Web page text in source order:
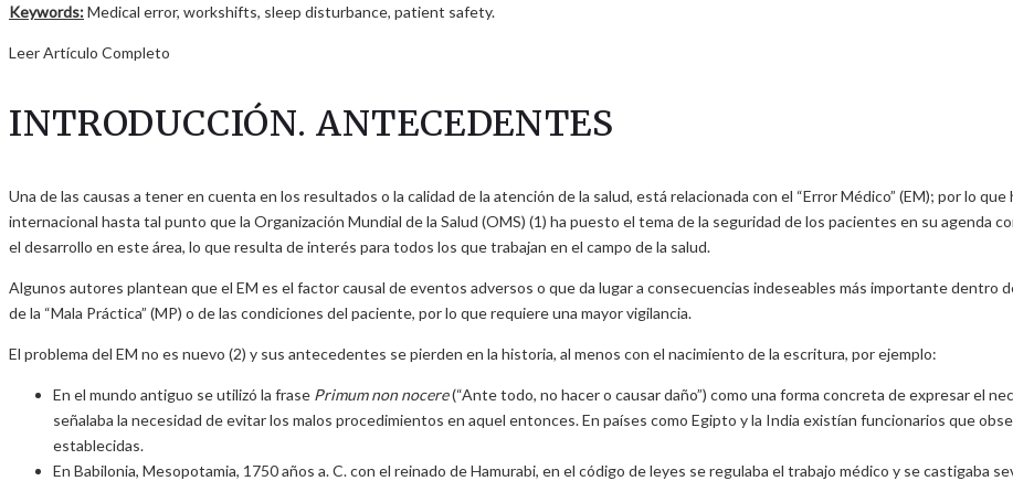
Keywords:Medical error, workshifts, sleep disturbance, patient safety.
Leer Artículo Completo
INTRODUCCIÓN. ANTECEDENTES
Una de las causas a tener en cuenta en los resultados o la calidad de la atención de la salud, está relacionada con el “Error Médico” (EM); por lo
internacional hasta tal punto que la Organización Mundial de la Salud (OMS) (1) ha puesto el tema de la seguridad de los pacientes en su agenda
el desarrollo en este área, lo que resulta de interés para todos los que trabajan en el campo de la salud.
Algunos autores plantean que el EM es el factor causal de eventos adversos o que da lugar a consecuencias indeseables más importante dentro
de la “Mala Práctica” (MP) o de las condiciones del paciente, por lo que requiere una mayor vigilancia.
El problema del EM no es nuevo (2) y sus antecedentes se pierden en la historia, al menos con el nacimiento de la escritura, por ejemplo:
En el mundo antiguo se utilizó la frase Primum non nocere(“Ante todo, no hacer o causar daño”) como una forma concreta de expresar el
señalaba la necesidad de evitar los malos procedimientos en aquel entonces. En países como Egipto y la India existían funcionarios que
establecidas.
En Babilonia, Mesopotamia, 1750 años a. C. con el reinado de Hamurabi, en el código de leyes se regulaba el trabajo médico y se castigaba